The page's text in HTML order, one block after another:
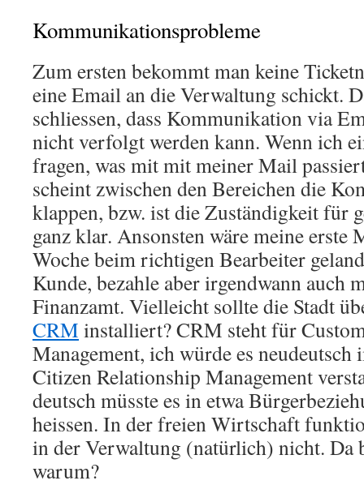
Kommunikationsprobleme
Zum ersten bekommt man keine
eine Email an die Verwaltung schickt.
schliessen, dass Kommunikation via
nicht verfolgt werden kann. Wenn ich
fragen, was mit mit meiner Mail
scheint zwischen den Bereichen die
klappen, bzw. ist die Zuständigkeit für
ganz klar. Ansonsten wäre meine erste
Woche beim richtigen Bearbeiter
Kunde, bezahle aber irgendwann auch
Finanzamt. Vielleicht sollte die Stadt
CRM installiert? CRM steht für
Management, ich würde es
Citizen Relationship Management
deutsch müsste es in etwa
heissen. In der freien Wirtschaft
in der Verwaltung (natürlich) nicht. Da
warum?